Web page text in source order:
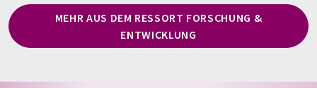
MEHR AUS DEM RESSORT FORSCHUNG &
ENTWICKLUNG